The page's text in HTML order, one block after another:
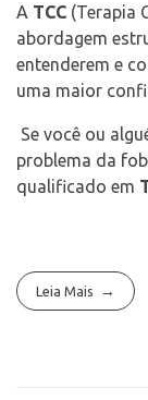
A TCC (Terapia
abordagem
entenderem e
uma maior
Se você ou
problema da
qualificado em
Leia Mais